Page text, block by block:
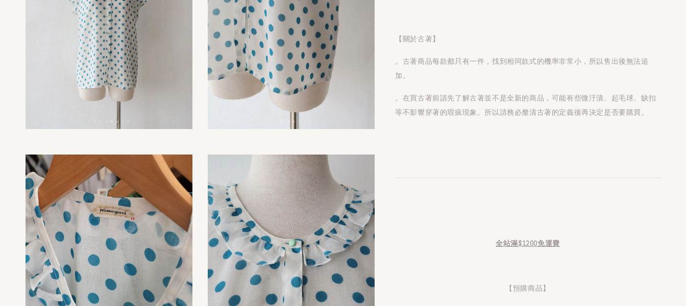
【關於古著】
。古著商品每款都只有一件，找到相同款式的機率非常小，所以售出後無法追
加。
。在買古著前請先了解古著並不是全新的商品，可能有些微汙漬、起毛球、缺扣
等不影響穿著的瑕疵現象。所以請務必釐清古著的定義後再決定是否要購買。
全站滿$1200免運費
【預購商品】